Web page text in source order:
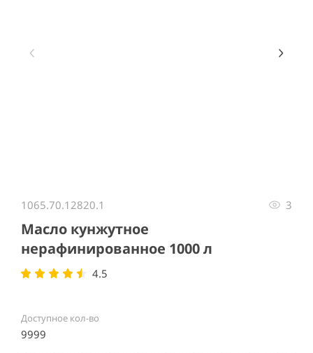
1065.70.12820.1 3
Масло кунжутное
нерафинированное 1000 л
4.5
Доступное кол-во
9999